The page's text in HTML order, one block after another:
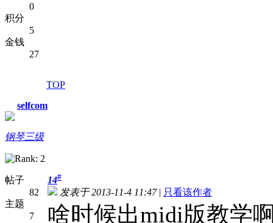
0
积分
5
金钱
27
TOP
selfcom
钢琴三级
帖子
82
主题
7
14#
发表于 2013-11-4 11:47| 只看该作者
啥时候出midi版教学